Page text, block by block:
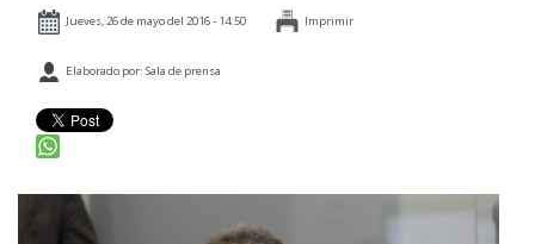
FISCALIZAMOS
PRENSA
PARTICIPACIÓN
RELACIONES INTERNACIONALES
AGENDA
Jueves, 26 de mayo del 2016 - 14:50 Imprimir
Elaborado por: Sala de prensa